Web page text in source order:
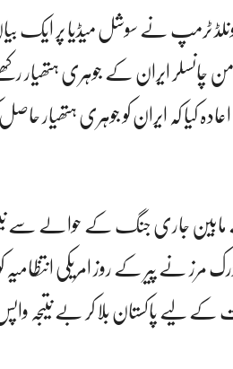
ٹرمپ نے سوشل میڈیا پر ایک بیان
چانسلر ایران کے جوہری ہتھیار
کیا کہ ایران کو جوہری ہتھیار
مابین جاری جنگ کے حوالے سے
نے پیر کے روز امریکی انتظامیہ
کے لیے پاکستان بلا کر بے نتیجہ